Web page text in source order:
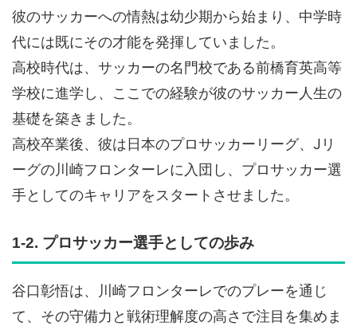
彼のサッカーへの情熱は幼少期から始まり、中学時
代には既にその才能を発揮していました。
高校時代は、サッカーの名門校である前橋育英高等
学校に進学し、ここでの経験が彼のサッカー人生の
基礎を築きました。
高校卒業後、彼は日本のプロサッカーリーグ、Jリ
ーグの川崎フロンターレに入団し、プロサッカー選
手としてのキャリアをスタートさせました。
1-2. プロサッカー選手としての歩み
谷口彰悟は、川崎フロンターレでのプレーを通じ
て、その守備力と戦術理解度の高さで注目を集めま